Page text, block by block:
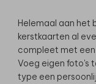
Helemaal aan het
kerstkaarten al
compleet met
Voeg eigen foto's
type een